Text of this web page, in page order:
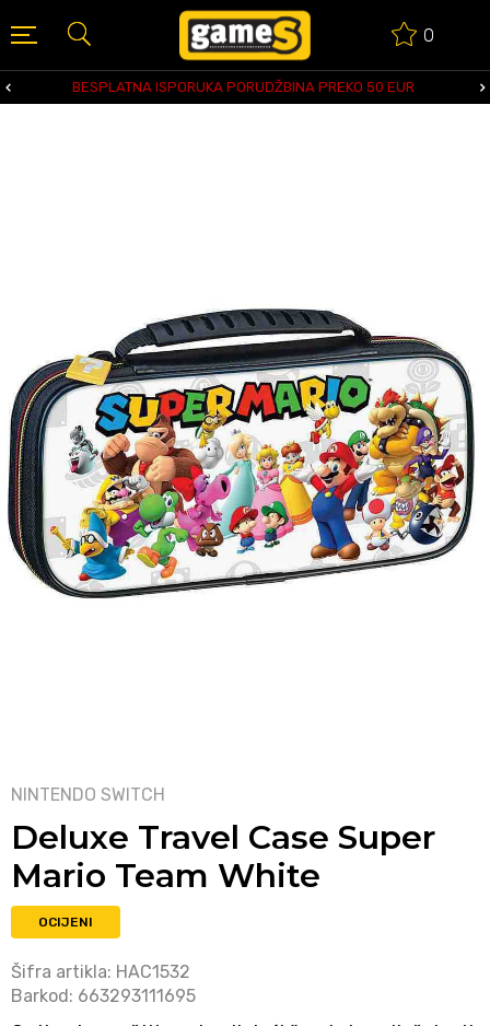
0
BESPLATNA ISPORUKA PORUDŽBINA PREKO 50 EUR
NINTENDO SWITCH
Deluxe Travel Case Super
Mario Team White
OCIJENI
Šifra artikla: HAC1532
Barkod: 663293111695